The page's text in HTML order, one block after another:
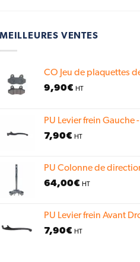
MEILLEURES VENTES
CO Jeu de plaquettes
9,90€ HT
PU Levier frein Gauche
7,90€ HT
PU Colonne de
64,00€ HT
PU Levier frein Avant
7,90€ HT